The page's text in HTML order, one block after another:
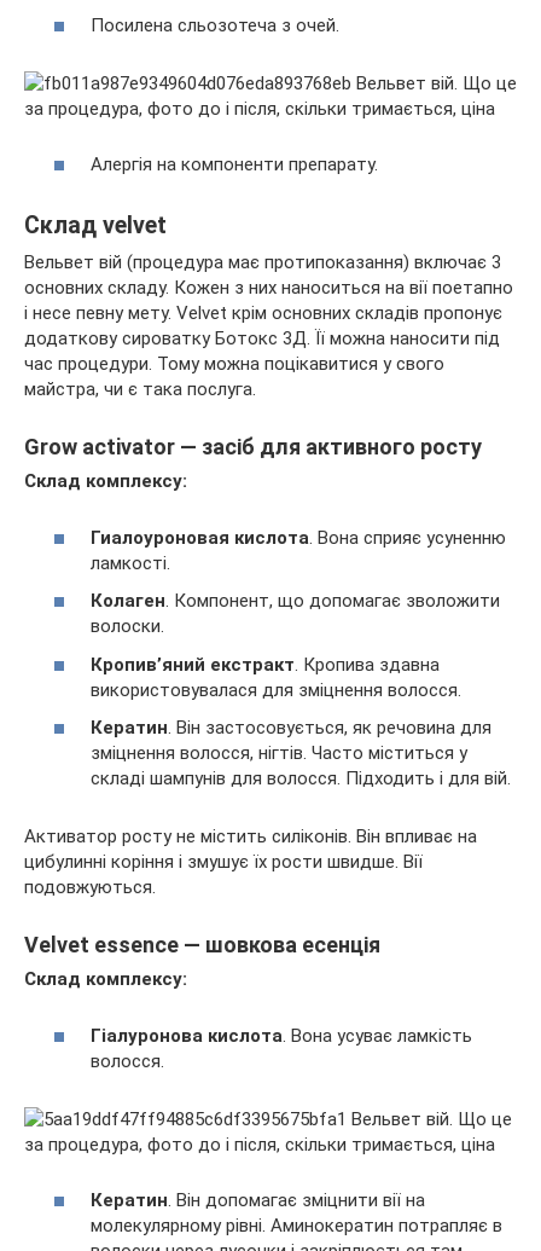
Посилена сльозотеча з очей.
Алергія на компоненти препарату.
Склад velvet
Вельвет вій (процедура має протипоказання) включає 3
основних складу. Кожен з них наноситься на вії поетапно
і несе певну мету. Velvet крім основних складів пропонує
додаткову сироватку Ботокс 3Д. Її можна наносити під
час процедури. Тому можна поцікавитися у свого
майстра, чи є така послуга.
Grow activator — засіб для активного росту
Склад комплексу:
Гиалоуроновая кислота. Вона сприяє усуненню
ламкості.
Колаген. Компонент, що допомагає зволожити
волоски.
Кропив’яний екстракт. Кропива здавна
використовувалася для зміцнення волосся.
Кератин. Він застосовується, як речовина для
зміцнення волосся, нігтів. Часто міститься у
складі шампунів для волосся. Підходить і для вій.
Активатор росту не містить силіконів. Він впливає на
цибулинні коріння і змушує їх рости швидше. Вії
подовжуються.
Velvet essence — шовкова есенція
Склад комплексу:
Гіалуронова кислота. Вона усуває ламкість
волосся.
Кератин. Він допомагає зміцнити вії на
молекулярному рівні. Аминокератин потрапляє в